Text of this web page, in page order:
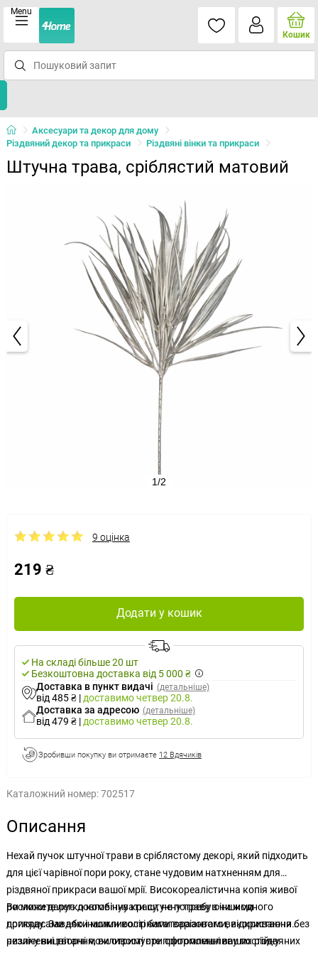
Menu
Кошик
Аксесуари та декор для дому
Різдвяний декор та прикраси
Різдвяні вінки та прикраси
Штучна трава, сріблястий матовий
1/2
9 оцінка
219 ₴
Додати у кошик
На складі більше 20 шт
Безкоштовна доставка від 5 000 ₴
Доставка в пункт видачі (детальніше)
від 485 ₴ | доставимочетвер 20.8.
Доставка за адресою (детальніше)
від 479 ₴ | доставимочетвер 20.8.
Зробивши покупку ви отримаєте 12 Вдячиків
Каталожний номер:702517
Описання
Нехай пучок штучної трави в сріблястому декорі, який підходить
для цієї чарівної пори року, стане чудовим натхненням для
різдвяної прикраси вашої мрії. Високореалістична копія живої
рослини дарує довговічну красу, не потребуючи жодного
догляду. Завдяки можливості багаторазового використання без
ризику вицвітання, ви отримуєте приголомшливу постійну
Ви можете легко комбінувати штучну траву з іншими
прикрасами або іншими колірними варіантами, відкриваючи
незліченні творчі можливості при оформленні ваших різдвяних